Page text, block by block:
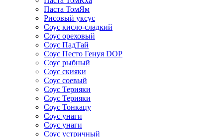
Паста ТомЯм
Рисовый уксус
Соус кисло-сладкий
Соус ореховый
Соус ПадТай
Соус Песто Генуя DOP
Соус рыбный
Соус скияки
Соус соевый
Соус Терияки
Соус Терияки
Соус Тонкацу
Соус унаги
Соус унаги
Соус устричный